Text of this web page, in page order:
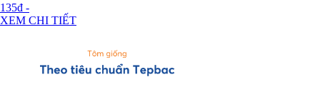
135đ -
XEM CHI TIẾT